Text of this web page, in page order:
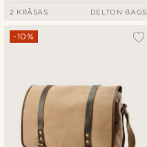
2 KRĀSAS DELTON BAGS
-10%